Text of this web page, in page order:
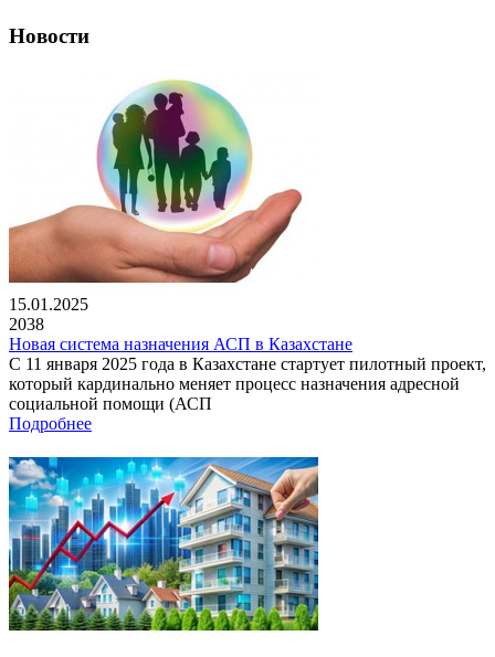
Новости
15.01.2025
2038
Новая система назначения АСП в Казахстане
С 11 января 2025 года в Казахстане стартует пилотный проект,
который кардинально меняет процесс назначения адресной
социальной помощи (АСП
Подробнее